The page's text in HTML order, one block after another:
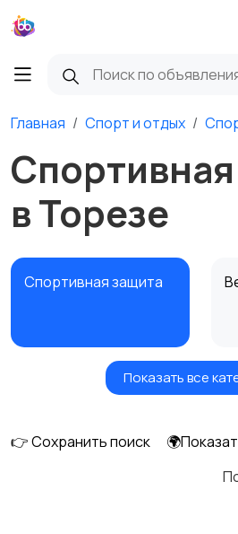
Главная Спорт и отдых
в Торезе
Спортивная защита
Показать все
👉 Сохранить поиск